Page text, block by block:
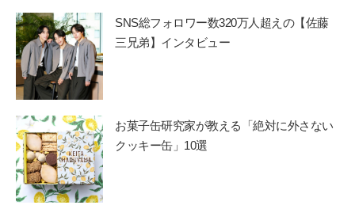
SNS総フォロワー数320万人超えの【佐藤
三兄弟】インタビュー
お菓子缶研究家が教える「絶対に外さない
クッキー缶」10選